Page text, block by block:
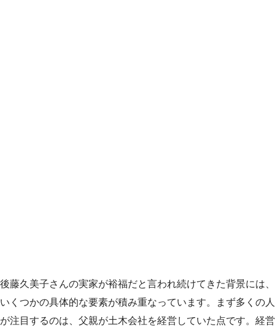
後藤久美子さんの実家が裕福だと言われ続けてきた背景には、
いくつかの具体的な要素が積み重なっています。まず多くの人
が注目するのは、父親が土木会社を経営していた点です。経営